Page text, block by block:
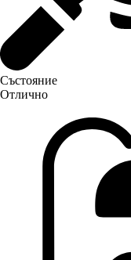
Състояние
Отлично